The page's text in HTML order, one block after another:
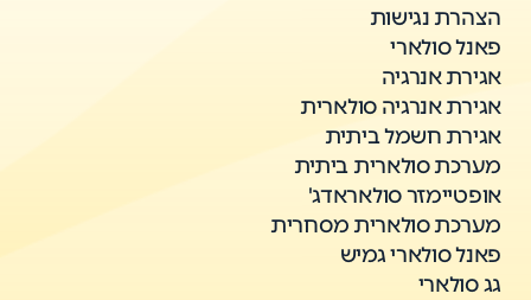
הצהרת נגישות
פאנל סולארי
אגירת אנרגיה
אגירת אנרגיה סולארית
אגירת חשמל ביתית
מערכת סולארית ביתית
אופטיימזר סולאראדג'
מערכת סולארית מסחרית
פאנל סולארי גמיש
גג סולארי